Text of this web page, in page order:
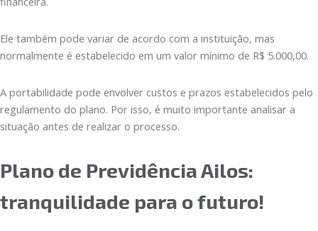
Ele também pode variar de acordo com a instituição, mas
normalmente é estabelecido em um valor mínimo de R$ 5.000,00.
A portabilidade pode envolver custos e prazos estabelecidos pelo
regulamento do plano. Por isso, é muito importante analisar a
situação antes de realizar o processo.
Plano de Previdência Ailos:
tranquilidade para o futuro!